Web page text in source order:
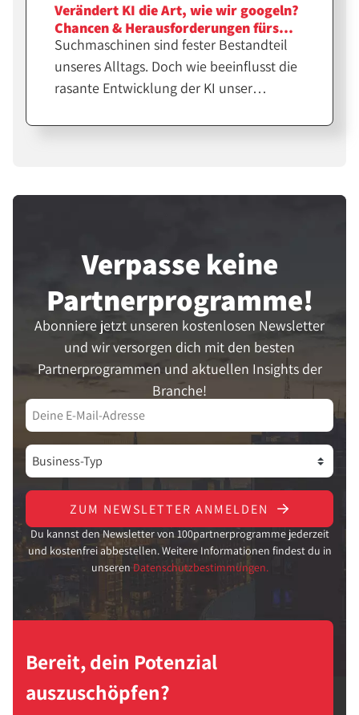
Verändert KI die Art, wie wir googeln?
Chancen & Herausforderungen fürs
Affiliate-Marketing
Suchmaschinen sind fester Bestandteil
unseres Alltags. Doch wie beeinflusst die
rasante Entwicklung der KI unser
der Online-Suche sowie Chancen und
Verpasse keine
Partner­programme!
Abonniere jetzt unseren kostenlosen Newsletter
und wir versorgen dich mit den besten
Partnerprogrammen und aktuellen Insights der
Branche!
ZUM NEWSLETTER ANMELDEN
Du kannst den Newsletter von 100partnerprogramme jederzeit
und kostenfrei abbestellen. Weitere Informationen findest du in
unseren Datenschutzbestimmungen.
Bereit, dein Potenzial
auszuschöpfen?